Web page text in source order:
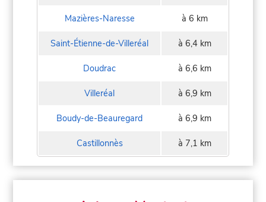
Mazières-Naresse à 6 km
Saint-Étienne-de-Villeréal à 6,4 km
Doudrac à 6,6 km
Villeréal à 6,9 km
Boudy-de-Beauregard à 6,9 km
Castillonnès à 7,1 km